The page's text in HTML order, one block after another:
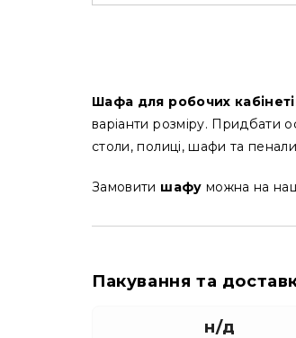
Шафа для робочих
варіанти розміру. Придбати
столи, полиці, шафи та
Замовити шафу можна на
Пакування та
н/д